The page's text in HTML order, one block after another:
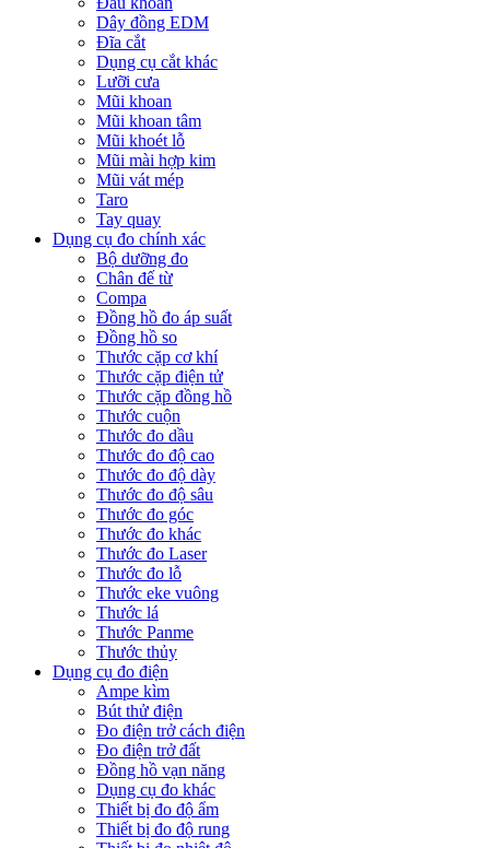
Dây đồng EDM
Đĩa cắt
Dụng cụ cắt khác
Lưỡi cưa
Mũi khoan
Mũi khoan tâm
Mũi khoét lỗ
Mũi mài hợp kim
Mũi vát mép
Taro
Tay quay
Dụng cụ đo chính xác
Bộ dưỡng đo
Chân đế từ
Compa
Đồng hồ đo áp suất
Đồng hồ so
Thước cặp cơ khí
Thước cặp điện tử
Thước cặp đồng hồ
Thước cuộn
Thước đo dầu
Thước đo độ cao
Thước đo độ dày
Thước đo độ sâu
Thước đo góc
Thước đo khác
Thước đo Laser
Thước đo lỗ
Thước eke vuông
Thước lá
Thước Panme
Thước thủy
Dụng cụ đo điện
Ampe kìm
Bút thử điện
Đo điện trở cách điện
Đo điện trở đất
Đồng hồ vạn năng
Dụng cụ đo khác
Thiết bị đo độ ẩm
Thiết bị đo độ rung